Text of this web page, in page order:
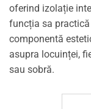
oferind izolație
funcția sa
componentă
asupra locuinței,
sau sobră.